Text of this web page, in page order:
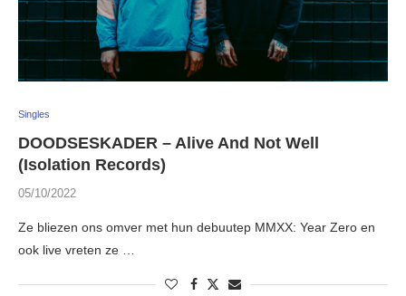
Singles
DOODSESKADER – Alive And Not Well
(Isolation Records)
05/10/2022
Ze bliezen ons omver met hun debuutep MMXX: Year Zero en
ook live vreten ze …